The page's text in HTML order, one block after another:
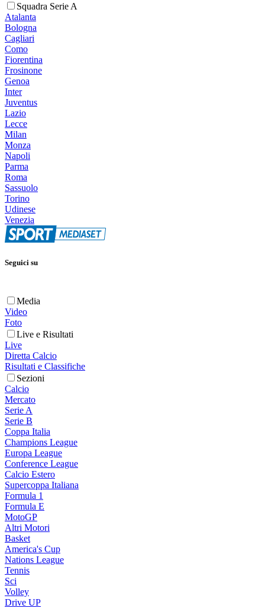
Squadra Serie A
Atalanta
Bologna
Cagliari
Como
Fiorentina
Frosinone
Genoa
Inter
Juventus
Lazio
Lecce
Milan
Monza
Napoli
Parma
Roma
Sassuolo
Torino
Udinese
Venezia
Seguici su
Media
Video
Foto
Live e Risultati
Live
Diretta Calcio
Risultati e Classifiche
Sezioni
Calcio
Mercato
Serie A
Serie B
Coppa Italia
Champions League
Europa League
Conference League
Calcio Estero
Supercoppa Italiana
Formula 1
Formula E
MotoGP
Altri Motori
Basket
America's Cup
Nations League
Tennis
Sci
Volley
Drive UP